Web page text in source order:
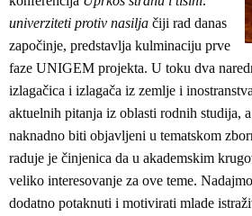
univerziteti protiv nasilja čiji rad danas
započinje, predstavlja kulminaciju prve
faze UNIGEM projekta. U toku dva
izlagačica i izlagača iz zemlje i
aktuelnih pitanja iz oblasti rodnih studija,
naknadno biti objavljeni u tematskom
raduje je činjenica da u akademskim
veliko interesovanje za ove teme.
dodatno potaknuti i motivirati mlade